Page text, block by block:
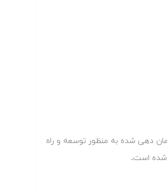
دهی شده به منظور توسعه و راه